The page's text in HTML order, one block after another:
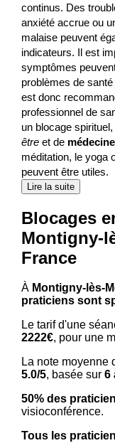
continus. Des
anxiété accrue ou
malaise peuvent
indicateurs. Il est
symptômes
problèmes de
est donc
professionnel de
un blocage
êtreet de
méditation, le yoga
peuvent être utiles.
Lire la suite
Blocages
Montigny-
France
À Montigny-lès-
praticiens sont
Le tarif d'une
2222€, pour une
La note moyenne
5.0/5, basée sur 6
50% des
visioconférence.
Tous les